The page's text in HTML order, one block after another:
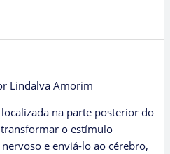
Lindalva Amorim
na parte posterior do
o estímulo
e enviá-lo ao cérebro,